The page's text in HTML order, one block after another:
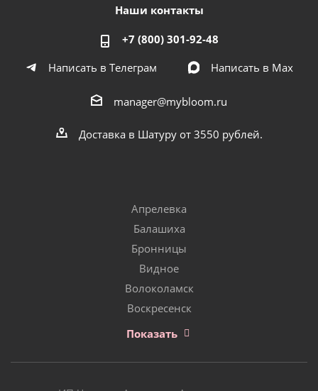
Наши контакты
+7 (800) 301-92-48
Написать в Телеграм
Написать в Мах
manager@mybloom.ru
Доставка в Шатуру от 3550 рублей.
Апрелевка
Балашиха
Бронницы
Видное
Волоколамск
Воскресенск
Показать